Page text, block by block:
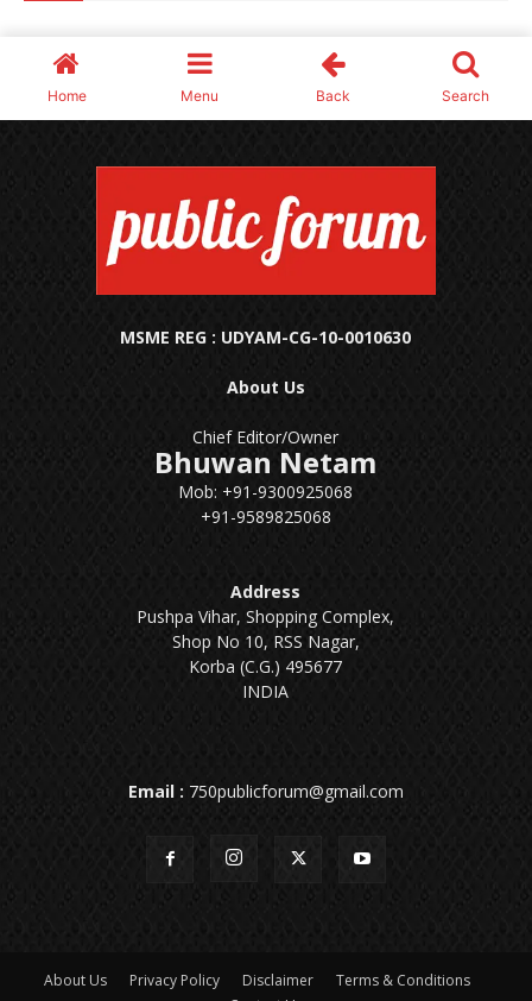
MSME REG : UDYAM-CG-10-0010630
About Us
Chief Editor/Owner
Bhuwan Netam
Mob: +91-9300925068
+91-9589825068
Address
Pushpa Vihar, Shopping Complex,
Shop No 10, RSS Nagar,
Korba (C.G.) 495677
INDIA
Email : 750publicforum@gmail.com
About Us Privacy Policy Disclaimer
Terms & Conditions